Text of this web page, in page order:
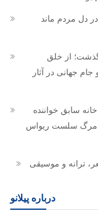
دل مردم ماند
از خلق
جهانی در آثار
سابق خواننده
مرگ سلست ریواس
ترانه و موسیقی
درباره پیلانو